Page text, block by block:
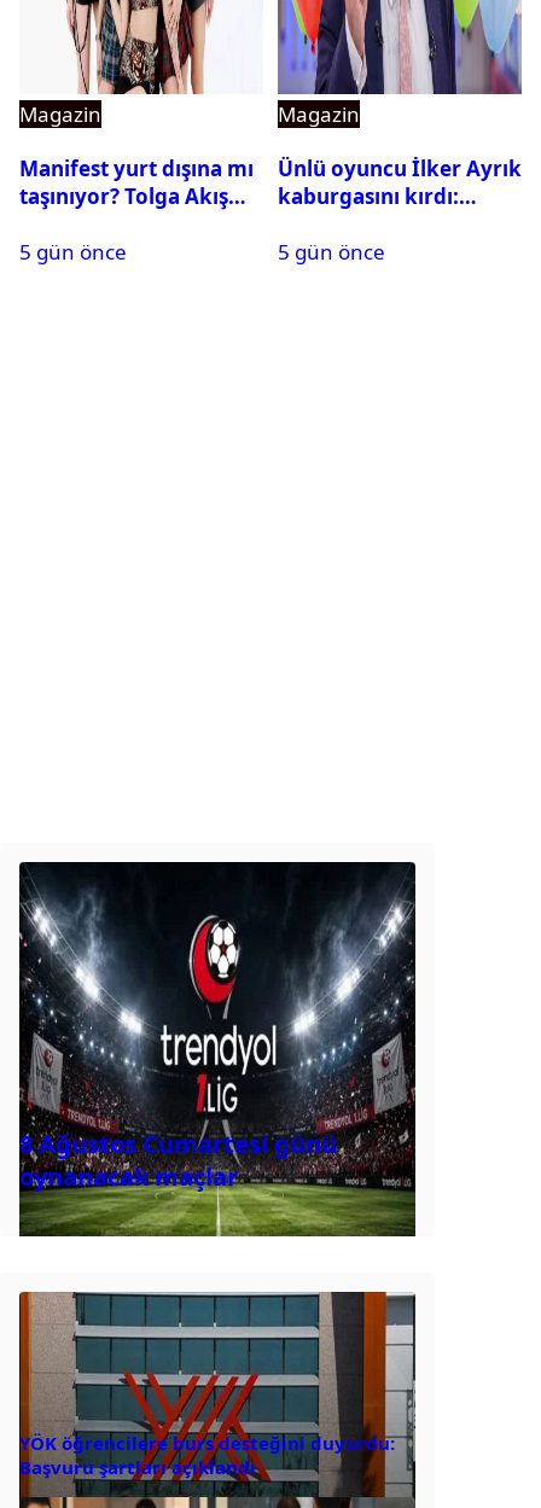
Magazin
Manifest yurt dışına mı
taşınıyor? Tolga Akış
5 gün önce
Magazin
Ünlü oyuncu İlker Ayrık
kaburgasını kırdı:
5 gün önce
8 Ağustos Cumartesi günü
oynanacak maçlar
YÖK öğrencilere burs desteğini duyurdu:
Başvuru şartları açıklandı